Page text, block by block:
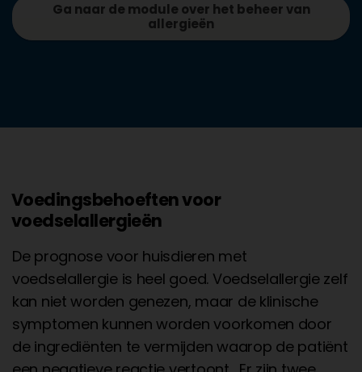
Ga naar de module over het beheer van
allergieën
Voedingsbehoeften voor
voedselallergieën
De prognose voor huisdieren met
voedselallergie is heel goed. Voedselallergie zelf
kan niet worden genezen, maar de klinische
symptomen kunnen worden voorkomen door
de ingrediënten te vermijden waarop de patiënt